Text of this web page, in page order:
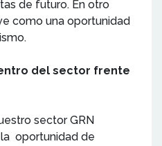
de futuro. En otro
como una oportunidad
del sector frente
sector GRN
oportunidad de